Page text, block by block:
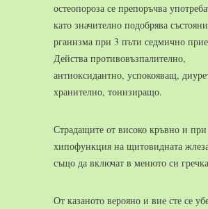
остеопороза се препоръчва
като значително подобрява
рганизма при 3 пъти седмично
Действа противовъзпалително,
антиоксидантно, успокояващ,
хранително, тонизиращо.
Страдащите от високо кръвно и при
хипофункция на щитовидната
също да включат в менюто си
От казаното верояно и вие сте се